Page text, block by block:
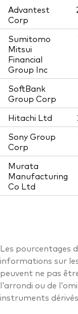
Advantest
Corp
Sumitomo
Mitsui
Financial
Group Inc
SoftBank
Group Corp
Hitachi Ltd
Sony Group
Corp
Murata
Manufacturing
Co Ltd
Les pourcentages
informations sur
peuvent ne pas
l'arrondi ou de
instruments